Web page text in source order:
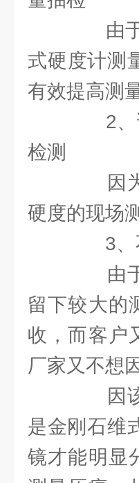
由于
式硬度计测
有效提高测
2、试
检测
因为
硬度的现场
3、不
由于
留下较大的
收，而客户
厂家又不想
因该
是金刚石维
镜才能明显